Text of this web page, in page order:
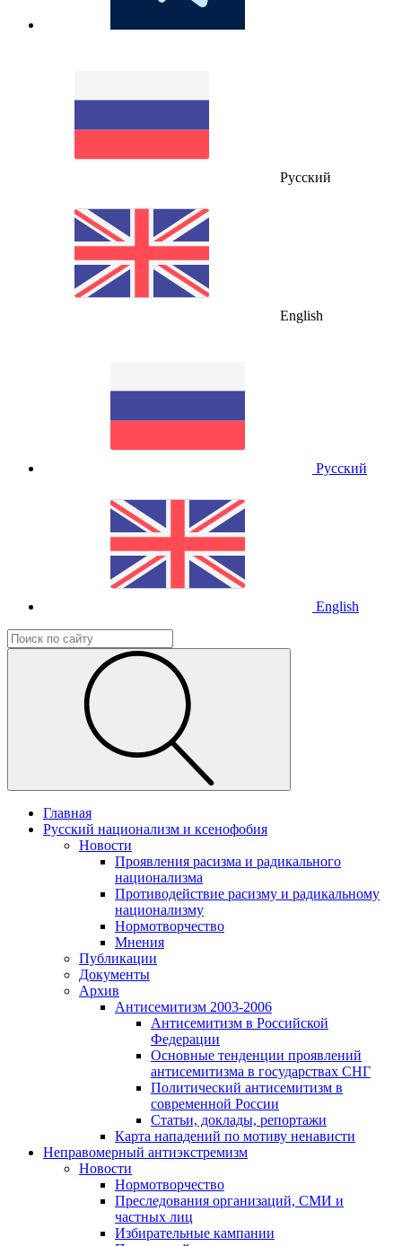
Русский
English
Русский
English
Главная
Русский национализм и ксенофобия
Новости
Проявления расизма и радикального
национализма
Противодействие расизму и радикальному
национализму
Нормотворчество
Мнения
Публикации
Документы
Архив
Антисемитизм 2003-2006
Антисемитизм в Российской
Федерации
Основные тенденции проявлений
антисемитизма в государствах СНГ
Политический антисемитизм в
современной России
Статьи, доклады, репортажи
Карта нападений по мотиву ненависти
Неправомерный антиэкстремизм
Новости
Нормотворчество
Преследования организаций, СМИ и
частных лиц
Избирательные кампании